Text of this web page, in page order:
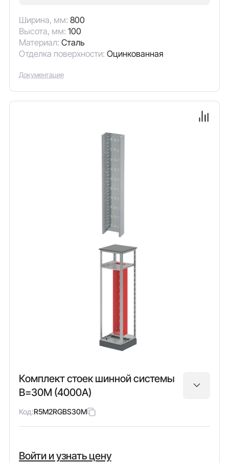
Ширина, мм: 800
Высота, мм: 100
Материал: Сталь
Отделка поверхности: Оцинкованная
Документация
Комплект стоек шинной системы
В=30M (4000А)
Код:R5M2RGBS30M
Войти и узнать цену